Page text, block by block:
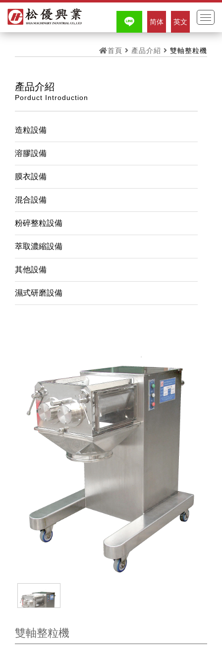
简体 英文
首頁 產品介紹 雙軸整粒機
產品介紹
Porduct Introduction
造粒設備
溶膠設備
膜衣設備
混合設備
粉碎整粒設備
萃取濃縮設備
其他設備
濕式研磨設備
雙軸整粒機